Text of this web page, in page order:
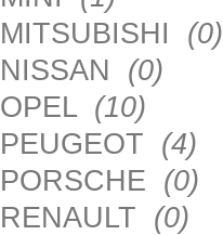
MITSUBISHI (0)
NISSAN (0)
OPEL (10)
PEUGEOT (4)
PORSCHE (0)
RENAULT (0)